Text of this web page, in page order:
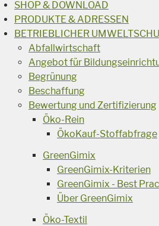
SHOP & DOWNLOAD
PRODUKTE & ADRESSEN
BETRIEBLICHER
Abfallwirtschaft
Angebot für
Begrünung
Beschaffung
Bewertung und Zertifizierung
Öko-Rein
ÖkoKauf-Stoffabfrage
GreenGimix
GreenGimix-Kriterien
GreenGimix - Best
Über GreenGimix
Öko-Textil